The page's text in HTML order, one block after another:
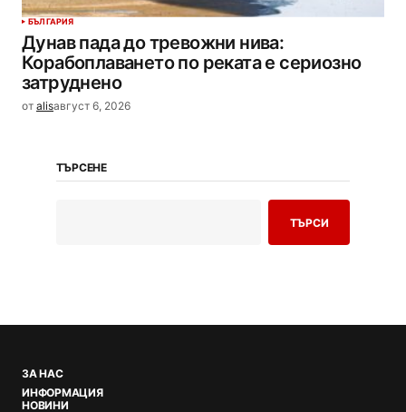
БЪЛГАРИЯ
Дунав пада до тревожни нива:
Корабоплаването по реката е сериозно
затруднено
от alisавгуст 6, 2026
ТЪРСЕНЕ
ТЪРСИ
ЗА НАС
ИНФОРМАЦИЯ
НОВИНИ